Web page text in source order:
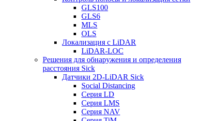
GLS100
GLS6
MLS
OLS
Локализация с LiDAR
LiDAR-LOC
Решения для обнаружения и определения
расстояния Sick
Датчики 2D-LiDAR Sick
Social Distancing
Серия LD
Серия LMS
Серия NAV